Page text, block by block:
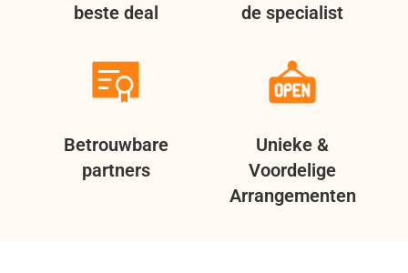
beste deal
de specialist
Betrouwbare
partners
Unieke &
Voordelige
Arrangementen